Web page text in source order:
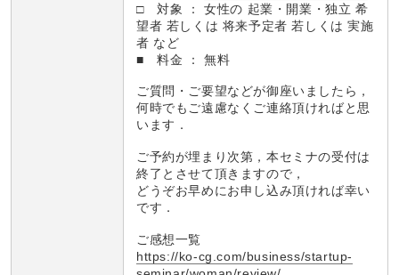
□ 対象 ： 女性の 起業・開業・独立 希
望者 若しくは 将来予定者 若しくは 実施
者 など
■ 料金 ： 無料
ご質問・ご要望などが御座いましたら，
何時でもご遠慮なくご連絡頂ければと思
います．
ご予約が埋まり次第，本セミナの受付は
終了とさせて頂きますので，
どうぞお早めにお申し込み頂ければ幸い
です．
ご感想一覧
https://ko-cg.com/business/startup-